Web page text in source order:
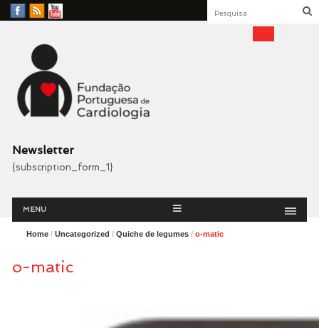
Facebook
RSS
YouTube
Fundação Portuguesa
Cardiologia
Newsletter
{subscription_form_1}
Menu
MENU
Home/ Uncategorized / Quiche de legumes/ o-matic
o-matic